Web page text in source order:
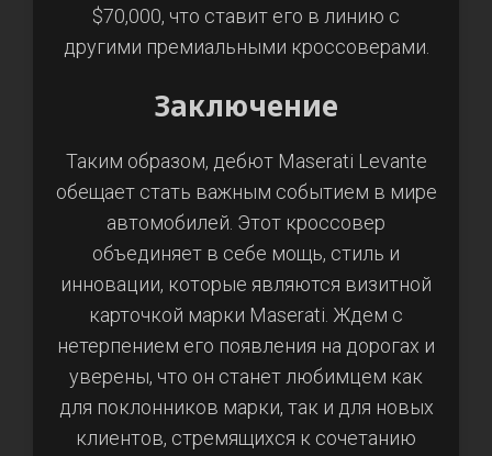
$70,000, что ставит его в линию с
другими премиальными кроссоверами.
Заключение
Таким образом, дебют Maserati Levante
обещает стать важным событием в мире
автомобилей. Этот кроссовер
объединяет в себе мощь, стиль и
инновации, которые являются визитной
карточкой марки Maserati. Ждем с
нетерпением его появления на дорогах и
уверены, что он станет любимцем как
для поклонников марки, так и для новых
клиентов, стремящихся к сочетанию